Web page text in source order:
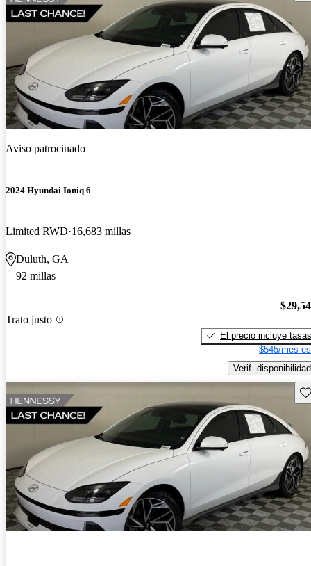
Aviso patrocinado
2024 Hyundai Ioniq 6
Limited RWD 16,683 millas
Duluth, GA
92 millas
Trato justo
El precio incluye tasas
$545/mes
Verif. disponibilidad